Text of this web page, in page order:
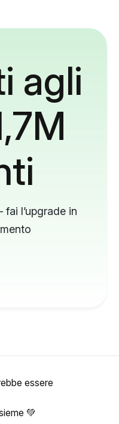
agli
l’upgrade in
essere
💚